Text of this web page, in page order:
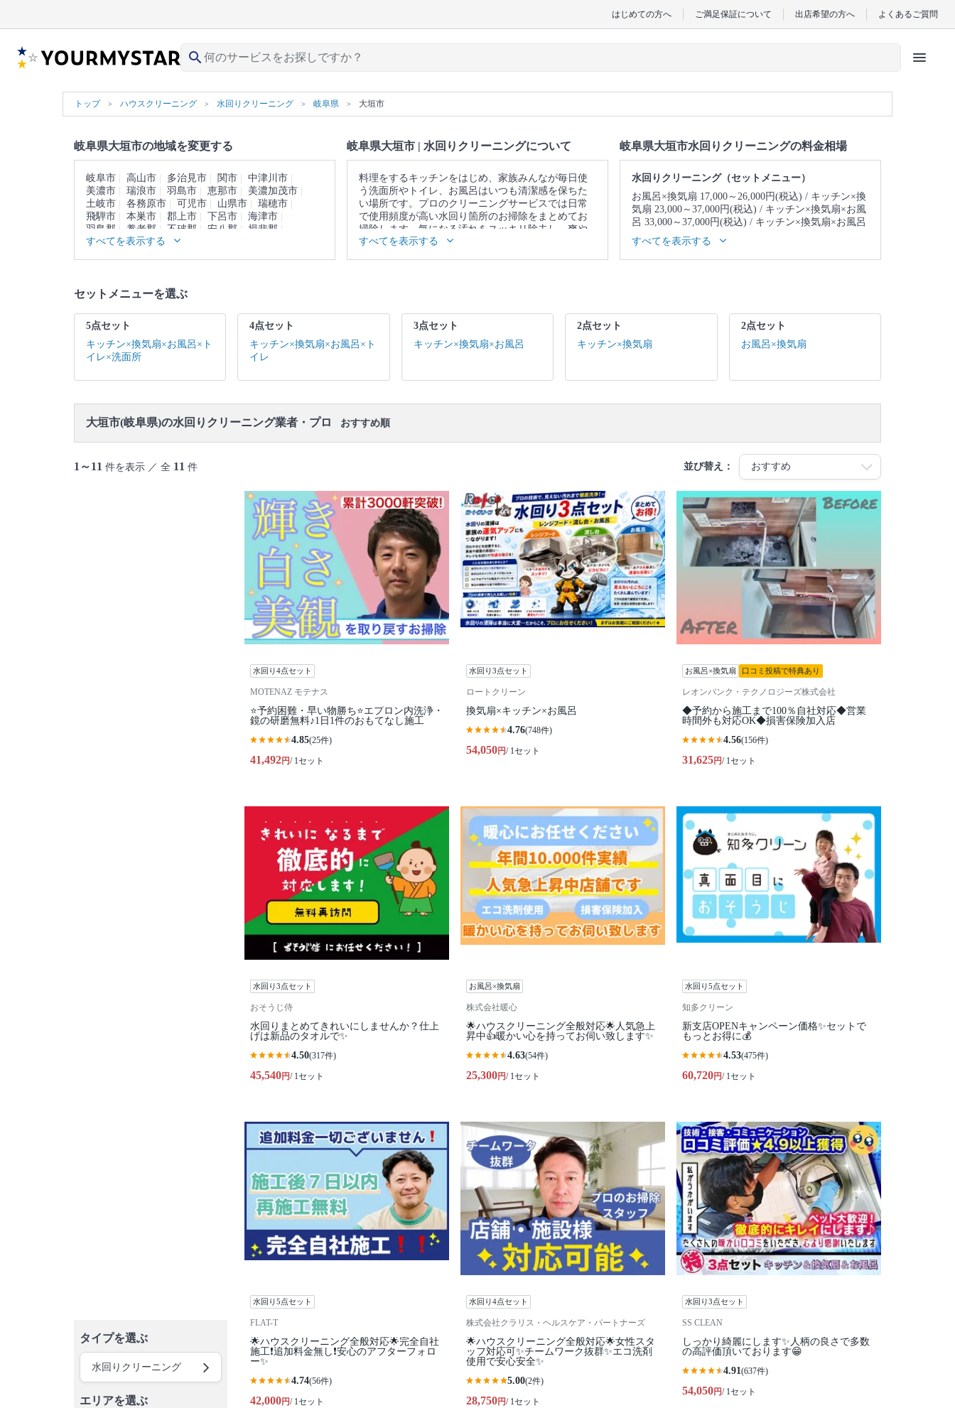
はじめての方へ ご満足保証について 出店希望の方へ よくあるご質問
search menu
トップ ハウスクリーニング 水回りクリーニング 岐阜県 大垣市
岐阜県大垣市の地域を変更する
岐阜市 高山市 多治見市 関市
中津川市
美濃市
瑞浪市 羽島市 恵那市
美濃加茂市
土岐市
各務原市 可児市 山県市
瑞穂市
飛騨市
本巣市 郡上市 下呂市
海津市
羽島郡
養老郡 不破郡 安八郡
揖斐郡
本巣郡
加茂郡 可児郡
すべてを表示する
岐阜県大垣市 | 水回りクリーニングについて
料理をするキッチンをはじめ、家族みんなが毎日使
う洗面所やトイレ、お風呂はいつも清潔感を保ちた
い場所です。プロのクリーニングサービスでは日常
で使用頻度が高い水回り箇所のお掃除をまとめてお
掃除します。気になる汚れをスッキリ除去し、爽や
かな空間を取り戻しませんか。
▼表示価格に含まれる水回りクリーニングの作業範
3点セット：キッチン / 換気扇 / お風呂 2点セット：
キッチン / 換気扇 ※それぞれの「共通の作業範囲」
になります。
すべてを表示する
岐阜県大垣市水回りクリーニングの料金相場
水回りクリーニング（セットメニュー）
お風呂×換気扇 17,000～26,000円(税込)
キッチン×換
気扇 23,000～37,000円(税込)
キッチン×換気扇×お風
呂 33,000～37,000円(税込)
キッチン×換気扇×お風呂
×トイレ 39,000～43,000円(税込)
お風呂×トイレ×洗面所 43,000～47,000円(税込)
すべてを表示する
セットメニューを選ぶ
5点セット
キッチン×換気扇×お風呂×ト
イレ×洗面所
4点セット
キッチン×換気扇×お風呂×ト
イレ
3点セット
キッチン×換気扇×お風呂
2点セット
キッチン×換気扇
2点セット
お風呂×換気扇
大垣市(岐阜県)の水回りクリーニング業者・プロ おすすめ順
1～11 件を表示 ／ 全 11 件 並び替え：
タイプを選ぶ
水回りクリーニング
エリアを選ぶ
水回り4点セット
MOTENAZ モテナス
⭐️予約困難・早い物勝ち⭐️エプロン内洗浄・
鏡の研磨無料♪1日1件のおもてなし施工
4.85(25件)
41,492円/ 1セット
水回り3点セット
ロートクリーン
換気扇×キッチン×お風呂
4.76(748件)
54,050円/ 1セット
お風呂×換気扇 口コミ投稿で特典あり
レオンバンク・テクノロジーズ株式会社
◆予約から施工まで100％自社対応◆営業
時間外も対応OK◆損害保険加入店
4.56(156件)
31,625円/ 1セット
水回り3点セット
おそうじ侍
水回りまとめてきれいにしませんか？仕上
げは新品のタオルで✨
4.50(317件)
45,540円/ 1セット
お風呂×換気扇
株式会社暖心
🌟ハウスクリーニング全般対応🌟人気急上
昇中👍暖かい心を持ってお伺い致します✨
4.63(54件)
25,300円/ 1セット
水回り5点セット
知多クリーン
新支店OPENキャンペーン価格✨セットで
もっとお得に💰
4.53(475件)
60,720円/ 1セット
水回り5点セット
FLAT-T
🌟ハウスクリーニング全般対応🌟完全自社
施工❗️追加料金無し❗️安心のアフターフォロ
ー✨
4.74(56件)
42,000円/ 1セット
水回り4点セット
株式会社クラリス・ヘルスケア・パートナーズ
🌟ハウスクリーニング全般対応🌟女性スタ
ッフ対応可✨チームワーク抜群✨エコ洗剤
使用で安心安全✨
5.00(2件)
28,750円/ 1セット
水回り3点セット
SS CLEAN
しっかり綺麗にします✨人柄の良さで多数
の高評価頂いております😁
4.91(637件)
54,050円/ 1セット